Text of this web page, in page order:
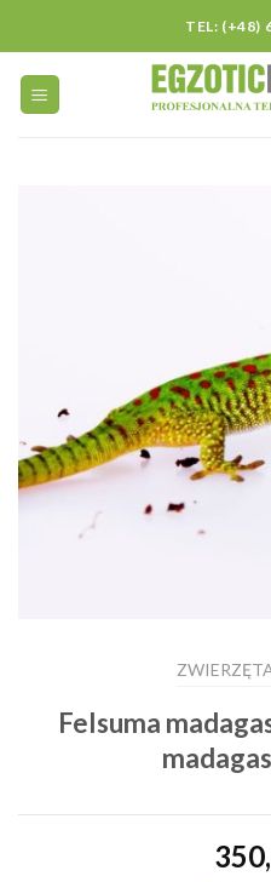
content
TEL: (+48)
Felsuma